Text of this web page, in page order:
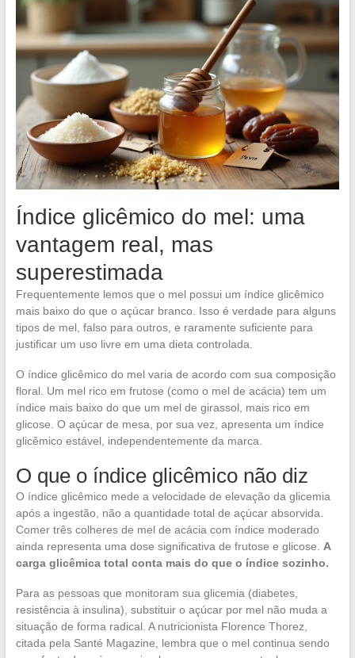
Índice glicêmico do mel: uma
vantagem real, mas
superestimada
Frequentemente lemos que o mel possui um índice glicêmico
mais baixo do que o açúcar branco. Isso é verdade para alguns
tipos de mel, falso para outros, e raramente suficiente para
justificar um uso livre em uma dieta controlada.
O índice glicêmico do mel varia de acordo com sua composição
floral. Um mel rico em frutose (como o mel de acácia) tem um
índice mais baixo do que um mel de girassol, mais rico em
glicose. O açúcar de mesa, por sua vez, apresenta um índice
glicêmico estável, independentemente da marca.
O que o índice glicêmico não diz
O índice glicêmico mede a velocidade de elevação da glicemia
após a ingestão, não a quantidade total de açúcar absorvida.
Comer três colheres de mel de acácia com índice moderado
ainda representa uma dose significativa de frutose e glicose. A
carga glicêmica total conta mais do que o índice sozinho.
Para as pessoas que monitoram sua glicemia (diabetes,
resistência à insulina), substituir o açúcar por mel não muda a
situação de forma radical. A nutricionista Florence Thorez,
citada pela Santé Magazine, lembra que o mel continua sendo